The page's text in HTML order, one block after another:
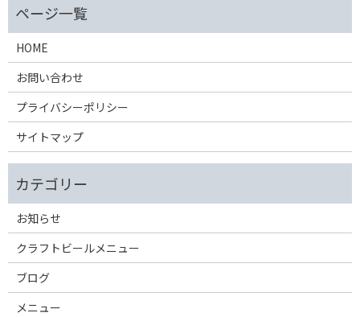
HOME
お問い合わせ
プライバシーポリシー
サイトマップ
お知らせ
クラフトビールメニュー
ブログ
メニュー